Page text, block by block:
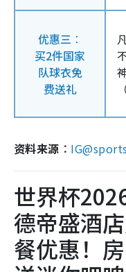
优惠三︰
买2件国家
队球衣免
费送礼
资料来源︰
世界杯
德帝盛酒店
餐优惠！